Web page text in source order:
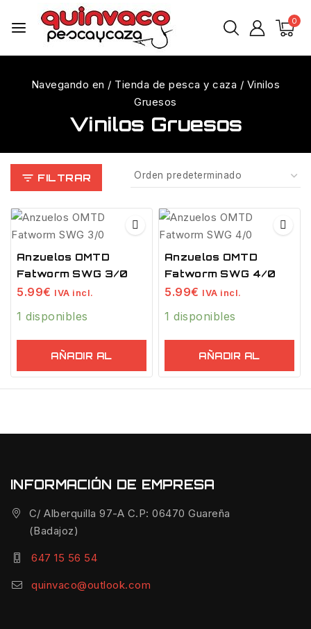
0
Navegando en / Tienda de pesca y caza / Vinilos
Gruesos
Vinilos Gruesos
FILTRAR
Anzuelos OMTD
Fatworm SWG 3/0
5.99€ IVA incl.
1 disponibles
AÑADIR AL
CARRITO
Anzuelos OMTD
Fatworm SWG 4/0
5.99€ IVA incl.
1 disponibles
AÑADIR AL
CARRITO
INFORMACIÓN DE EMPRESA
C/ Alberquilla 97-A C.P: 06470 Guareña
(Badajoz)
647 15 56 54
quinvaco@outlook.com